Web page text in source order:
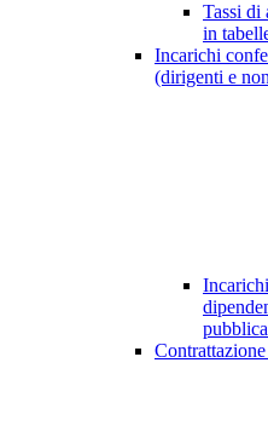
Tassi di
in
Incarichi
(dirigenti e